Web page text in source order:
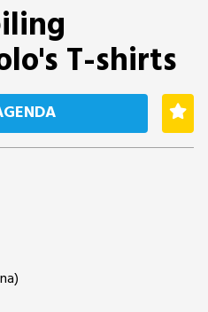
T-shirts